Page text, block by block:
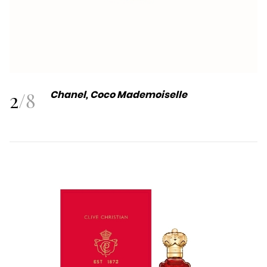
2/8 Chanel, Coco Mademoiselle